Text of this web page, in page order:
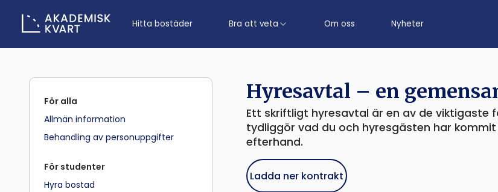
Hitta bostäder Bra att veta Om oss Nyheter
För alla
Allmän information
Behandling av personuppgifter
För studenter
Hyra bostad
Hyresavtal – en
Ett skriftligt hyresavtal är en av de
tydliggör vad du och hyresgästen har
efterhand.
Ladda ner kontrakt